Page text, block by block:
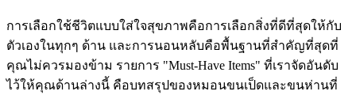
การเลือกใช้ชีวิตแบบใส่ใจสุขภาพคือการเลือกสิ่งที่ดีที่สุดให้กับ
ตัวเองในทุกๆ ด้าน และการนอนหลับคือพื้นฐานที่สำคัญที่สุดที่
คุณไม่ควรมองข้าม รายการ "Must-Have Items" ที่เราจัดอันดับ
ไว้ให้คุณด้านล่างนี้ คือบทสรุปของหมอนขนเป็ดและขนห่านที่